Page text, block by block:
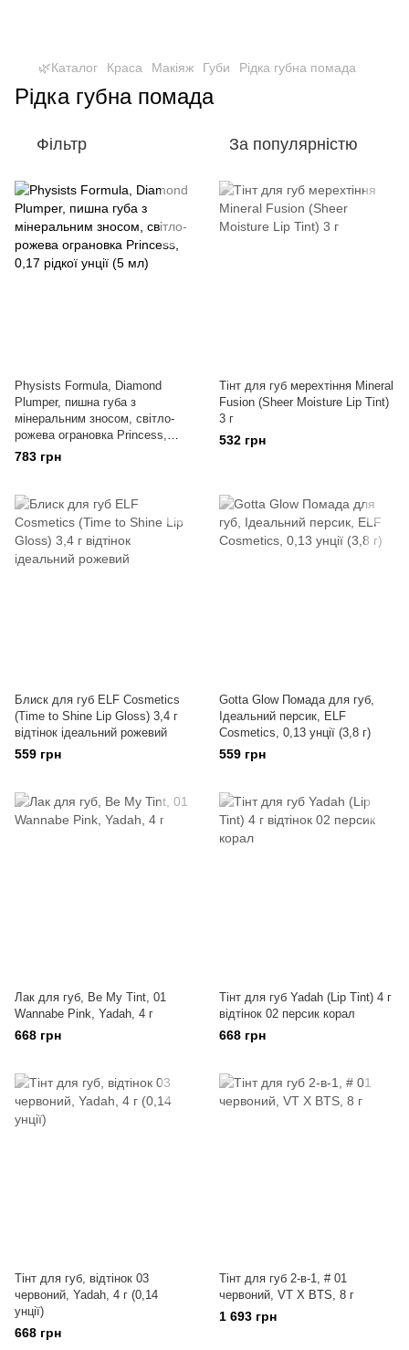
🌿Каталог Краса Макіяж Губи Рідка губна помада
Рідка губна помада
Фільтр За популярністю
Physists Formula, Diamond
Plumper, пишна губа з
мінеральним зносом, світло-
рожева ограновка Princess,
0,17 рідкої унції (5 мл)
783 грн
Тінт для губ мерехтіння Mineral
Fusion (Sheer Moisture Lip Tint)
3 г
532 грн
Блиск для губ ELF Cosmetics
(Time to Shine Lip Gloss) 3,4 г
відтінок ідеальний рожевий
559 грн
Gotta Glow Помада для губ,
Ідеальний персик, ELF
Cosmetics, 0,13 унції (3,8 г)
559 грн
Лак для губ, Be My Tint, 01
Wannabe Pink, Yadah, 4 г
668 грн
Тінт для губ Yadah (Lip Tint) 4 г
відтінок 02 персик корал
668 грн
Тінт для губ, відтінок 03
червоний, Yadah, 4 г (0,14
унції)
668 грн
Тінт для губ 2-в-1, # 01
червоний, VT X BTS, 8 г
1 693 грн